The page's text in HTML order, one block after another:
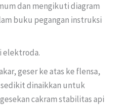
dan mengikuti diagram
buku pegangan instruksi
elektroda.
geser ke atas ke flensa,
dinaikkan untuk
cakram stabilitas api